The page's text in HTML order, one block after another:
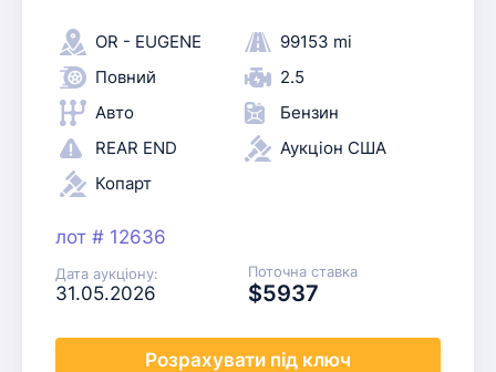
OR - EUGENE
99153 mi
Повний
2.5
Авто
Бензин
REAR END
Аукціон США
Копарт
лот # 12636
Дата аукціону:
31.05.2026
Поточна ставка
$5937
Розрахувати під ключ